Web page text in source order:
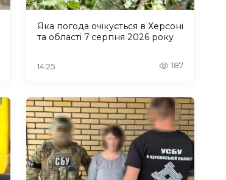
Яка погода очікується в Херсоні
та області 7 серпня 2026 року
14:25 187